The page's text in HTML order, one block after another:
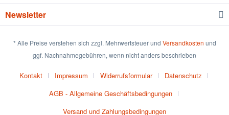
Newsletter
* Alle Preise verstehen sich zzgl. Mehrwertsteuer und Versandkosten und
ggf. Nachnahmegebühren, wenn nicht anders beschrieben
Kontakt Impressum Widerrufsformular
Datenschutz
AGB - Allgemeine Geschäftsbedingungen
Versand und Zahlungsbedingungen